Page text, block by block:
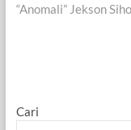
“Anomali” Jekson
Cari